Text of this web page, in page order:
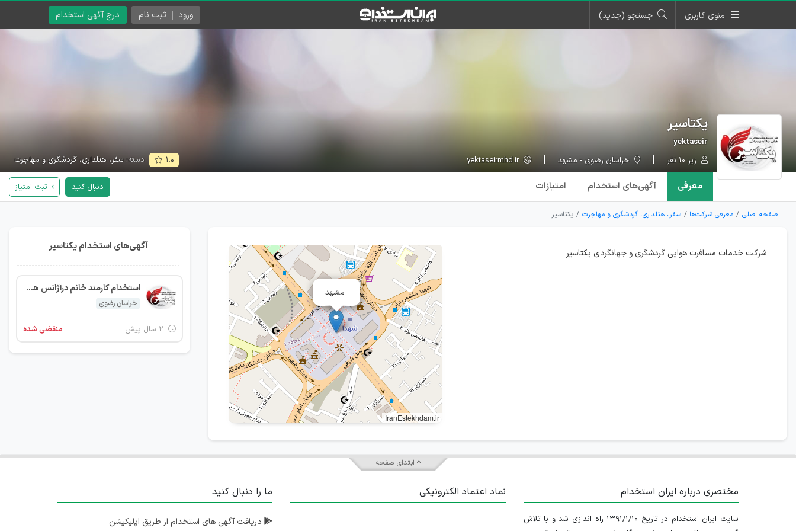
منوی کاربری جستجو (جدید) درج آگهی استخدام ورود ثبت نام
یکتاسیر
yektaseir
زیر ۱۰ نفر
خراسان رضوی - مشهد yektaseirmhd.ir ۱.۰ دسته: سفر، هتلداری، گردشگری و مهاجرت
معرفی آگهی‌های استخدام امتیازات دنبال کنید ثبت امتیاز
صفحه اصلی معرفی شرکت‌ها سفر، هتلداری، گردشگری و مهاجرت یکتاسیر
شرکت خدمات مسافرت هوایی گردشگری و جهانگردی یکتاسیر
مشهد
IranEstekhdam.ir
آگهی‌های استخدام یکتاسیر
استخدام کارمند خانم درآژانس هواپیمایی
خراسان رضوی
منقضی شده
ابتدای صفحه
مختصری درباره ایران استخدام
سایت ایران استخدام در تاریخ ۱۳۹۱/۱/۱۰ راه اندازی شد و با تلاش
نماد اعتماد الکترونیکی ما را دنبال کنید
دریافت آگهی های استخدام از طریق اپلیکیشن